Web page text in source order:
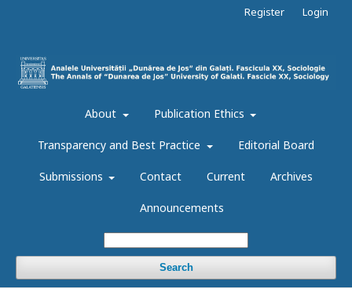
About Publication Ethics
Transparency and Best Practice Editorial Board
Submissions Contact Current Archives
Announcements
Search
Register Login